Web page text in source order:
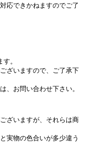
応できかねますのでご了
。
ざいますので、ご了承下
、お問い合わせ下さい。
ざいますが、それらは商
実物の色合いが多少違う